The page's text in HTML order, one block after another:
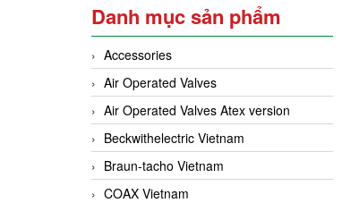
Danh mục sản phẩm
Accessories
Air Operated Valves
Air Operated Valves Atex version
Beckwithelectric Vietnam
Braun-tacho Vietnam
COAX Vietnam